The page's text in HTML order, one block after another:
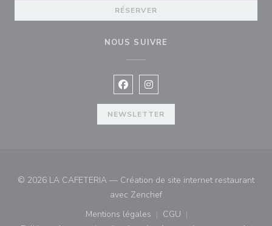
RÉSERVER
NOUS SUIVRE
Facebook ((ouvre une nouvelle
Instagram ((ouvre une
NEWSLETTER
© 2026 LA CAFETERIA — Création de site internet restaurant
avec Zenchef((ouvre une nouvelle
Mentions légales
((ouvre une nouvelle fenêtre))
CGU
((ouvre une nouvelle